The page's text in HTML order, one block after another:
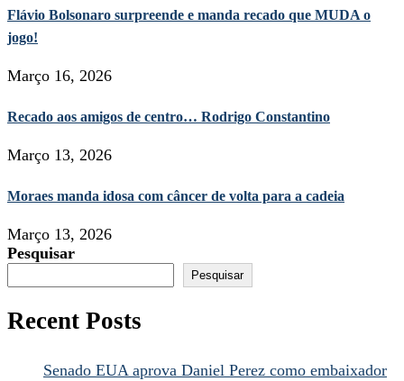
Flávio Bolsonaro surpreende e manda recado que MUDA o
jogo!
Março 16, 2026
Recado aos amigos de centro… Rodrigo Constantino
Março 13, 2026
Moraes manda idosa com câncer de volta para a cadeia
Março 13, 2026
Pesquisar
Pesquisar
Recent Posts
Senado EUA aprova Daniel Perez como embaixador